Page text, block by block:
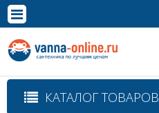
Полная версия сайта
КАТАЛОГ ТОВАРОВ